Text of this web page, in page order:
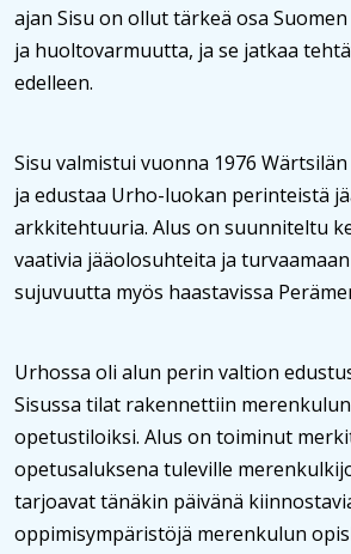
ajan Sisu on ollut tärkeä osa
ja huoltovarmuutta, ja se jatkaa
edelleen.
Sisu valmistui vuonna 1976
ja edustaa Urho-luokan perinteistä
arkkitehtuuria. Alus on suunniteltu
vaativia jääolosuhteita ja
sujuvuutta myös haastavissa
Urhossa oli alun perin valtion
Sisussa tilat rakennettiin
opetustiloiksi. Alus on toiminut
opetusaluksena tuleville
tarjoavat tänäkin päivänä
oppimisympäristöjä merenkulun